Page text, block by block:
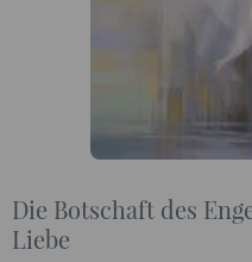
Die Botschaft des
Liebe